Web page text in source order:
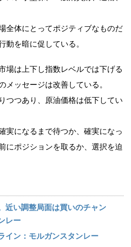
全体にとってポジティブなものだ
動を暗に促している。
場は上下し指数レベルでは下げる
メッセージは改善している。
つつあり、原油価格は低下してい
実になるまで待つか、確実になっ
にポジションを取るか、選択を迫
近い調整局面は買いのチャン
レー
イン：モルガンスタンレー